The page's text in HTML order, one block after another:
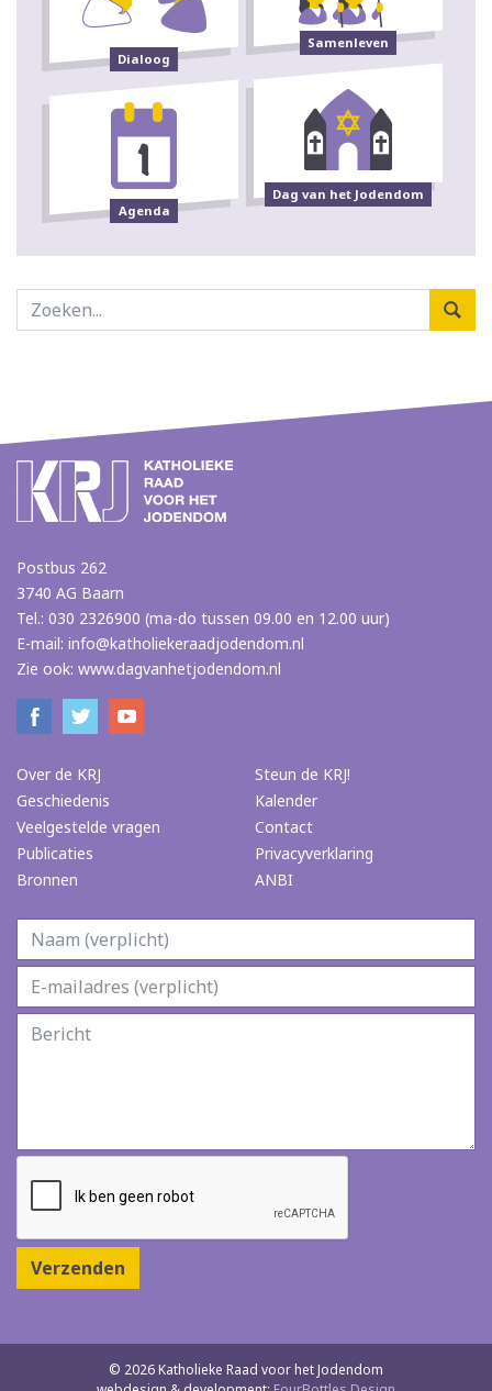
Dialoog
Samenleven
Agenda
Dag van het Jodendom
Postbus 262
3740 AG Baarn
Tel.: 030 2326900 (ma-do tussen 09.00 en 12.00 uur)
E-mail: info@katholiekeraadjodendom.nl
Zie ook: www.dagvanhetjodendom.nl
Over de KRJ
Geschiedenis
Veelgestelde vragen
Publicaties
Bronnen
Steun de KRJ!
Kalender
Contact
Privacyverklaring
ANBI
Verzenden
© 2026 Katholieke Raad voor het Jodendom